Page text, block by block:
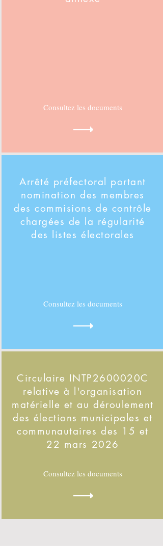
Consultez les documents
Arrêté préfectoral portant
nomination des membres
des commisions de contrôle
chargées de la régularité
des listes électorales
Consultez les documents
Circulaire INTP2600020C
relative à l'organisation
matérielle et au déroulement
des élections municipales et
communautaires des 15 et
22 mars 2026
Consultez les documents